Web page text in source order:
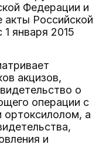
Федерации и
акты Российской
января 2015
акцизов,
о
операции с
ортоксилолом, а
и